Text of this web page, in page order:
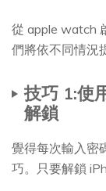
從 apple watch
們將依不同情況
技巧 1:使
解鎖
覺得每次輸入密
巧。只要解鎖